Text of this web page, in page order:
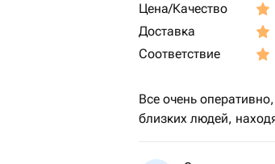
Цена/Качество
Доставка
Соответствие
Все очень
близких людей,